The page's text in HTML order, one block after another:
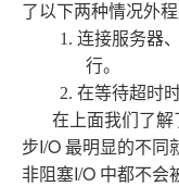
了以下两种情况外
1. 连接服务器
行。
2. 在等待超时
在上面我们了解
步I/O 最明显的不同
非阻塞I/O 中都不会